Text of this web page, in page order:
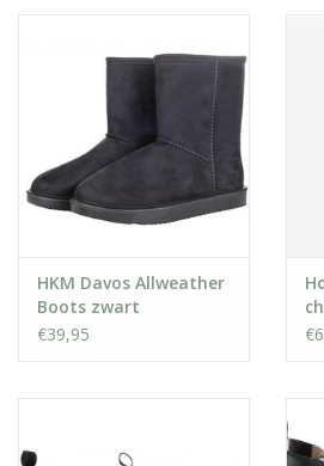
HKM Davos Allweather
Boots zwart
€39,95